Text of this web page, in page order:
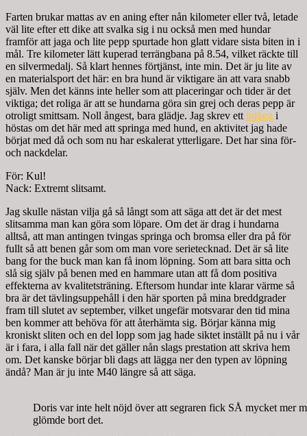
Farten brukar mattas av en aning efter nån kilometer eller två, letade
väl lite efter ett dike att svalka sig i nu också men med hundar
framför att jaga och lite pepp spurtade hon glatt vidare sista biten in i
mål. Tre kilometer lätt kuperad terrängbana på 8.54, vilket räckte till
en silvermedalj. Så klart hennes förtjänst, inte min. Det är ju lite av
en materialsport det här: en bra hund är viktigare än att vara snabb
själv. Men det känns inte heller som att placeringar och tider är det
viktiga; det roliga är att se hundarna göra sin grej och deras pepp är
otroligt smittsam. Noll ångest, bara glädje. Jag skrev ett inlägg i
höstas om det här med att springa med hund, en aktivitet jag hade
börjat med då och som nu har eskalerat ytterligare. Det har sina för-
och nackdelar.
För: Kul!
Nack: Extremt slitsamt.
Jag skulle nästan vilja gå så långt som att säga att det är det mest
slitsamma man kan göra som löpare. Om det är drag i hundarna
alltså, att man antingen tvingas springa och bromsa eller dra på för
fullt så att benen går som om man vore serietecknad. Det är så lite
bang for the buck man kan få inom löpning. Som att bara sitta och
slå sig själv på benen med en hammare utan att få dom positiva
effekterna av kvalitetsträning. Eftersom hundar inte klarar värme så
bra är det tävlingsuppehåll i den här sporten på mina breddgrader
fram till slutet av september, vilket ungefär motsvarar den tid mina
ben kommer att behöva för att återhämta sig. Börjar känna mig
kroniskt sliten och en del lopp som jag hade siktet inställt på nu i vår
är i fara, i alla fall när det gäller nån slags prestation att skriva hem
om. Det kanske börjar bli dags att lägga ner den typen av löpning
ändå? Man är ju inte M40 längre så att säga.
Doris var inte helt nöjd över att segraren fick SÅ mycket mer
glömde bort det.